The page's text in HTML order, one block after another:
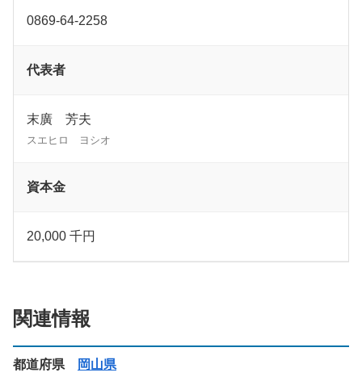
0869-64-2258
代表者
末廣 芳夫
スエヒロ ヨシオ
資本金
20,000 千円
関連情報
都道府県 岡山県